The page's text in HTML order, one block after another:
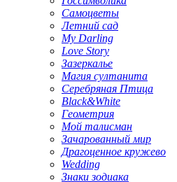
Самоцветы
Летний сад
My Darling
Love Story
Зазеркалье
Магия султанита
Серебряная Птица
Black&White
Геометрия
Мой талисман
Зачарованный мир
Драгоценное кружево
Wedding
Знаки зодиака